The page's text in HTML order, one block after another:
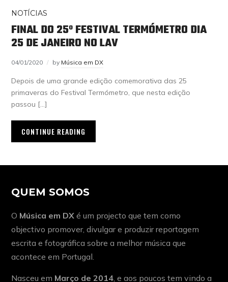
NOTÍCIAS
FINAL DO 25º FESTIVAL TERMÓMETRO DIA
25 DE JANEIRO NO LAV
04/01/2020 by Música em DX
Depois de uma grande edição comemorativa das 25
primaveras do Festival Termómetro, que nesta edição
passou […]
CONTINUE READING
QUEM SOMOS
O Música em DX é um projecto que tem como
objectivo promover, divulgar e produzir reportagem
escrita e fotográfica sobre a melhor música que
acontece em Portugal.
Nasceu em Março de 2014 , e aos poucos tem vindo a